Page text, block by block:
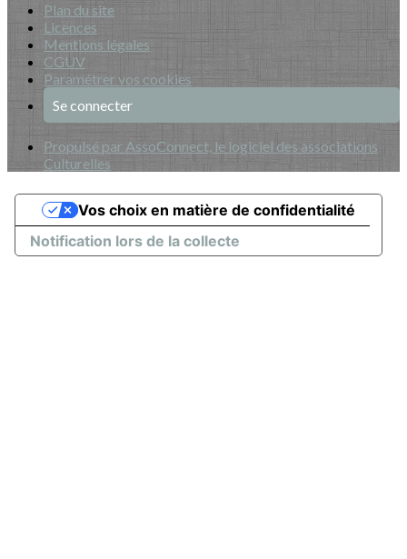
Plan du site
Licences
Mentions légales
CGUV
Paramétrer vos cookies
Se connecter
Propulsé par AssoConnect, le logiciel des associations
Culturelles
Notification lors de la collecte
Vos choix en matière de confidentialité